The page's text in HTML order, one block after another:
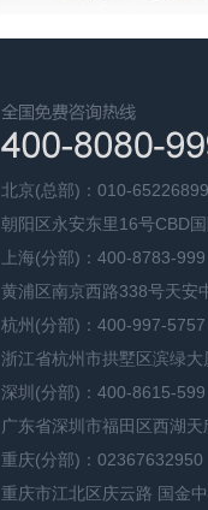
北京(总部)：010-65226899
朝阳区永安东里16号CBD
上海(分部)：400-8783-999
黄浦区南京西路338号天安
杭州(分部)：400-997-5757
浙江省杭州市拱墅区滨绿大
深圳(分部)：400-8615-599
广东省深圳市福田区西湖
重庆(分部)：02367632950
重庆市江北区庆云路 国金